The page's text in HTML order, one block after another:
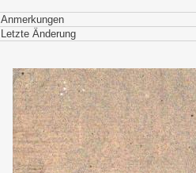
Anmerkungen
Letzte Änderung